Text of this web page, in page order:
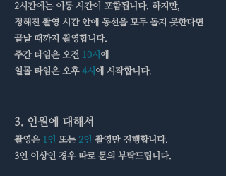
2시간에는 이동 시간이 포함됩니다. 하지만,
정해진 촬영 시간 안에 동선을 모두 돌지 못한다면
끝날 때까지 촬영합니다.
주간 타임은 오전 10시 에
일몰 타임은 오후 4시 에 시작합니다.
3. 인원에 대해서
촬영은 1인 또는 2인 촬영만 진행합니다.
3인 이상인 경우 따로 문의 부탁드립니다.